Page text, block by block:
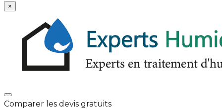
×
Comparer les devis gratuits